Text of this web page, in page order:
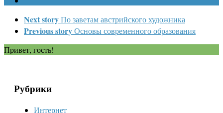
Next storyПо заветам австрийского художника
Previous storyОсновы современного образования
Привет, гость!
Рубрики
Интернет